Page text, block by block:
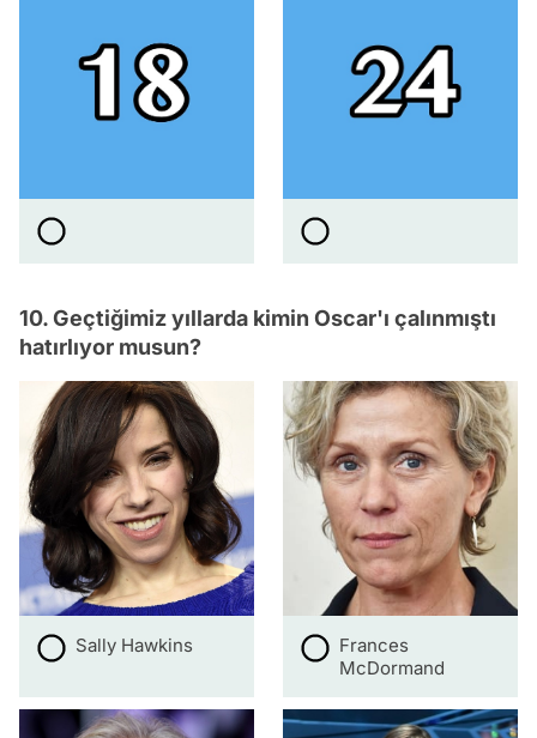
10. Geçtiğimiz yıllarda kimin Oscar'ı çalınmıştı
hatırlıyor musun?
Sally Hawkins
Frances
McDormand